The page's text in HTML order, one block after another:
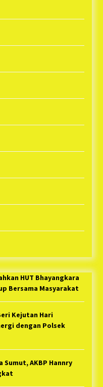
HUT Bhayangkara
Bersama Masyarakat
Kejutan Hari
dengan Polsek
AKBP Hannry